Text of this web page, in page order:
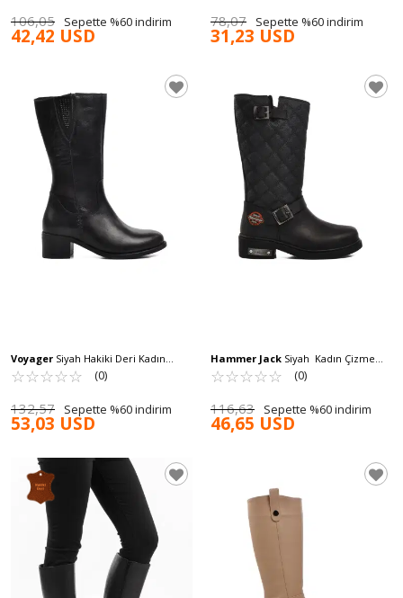
106,05 Sepette %60 indirim
42,42 USD
78,07 Sepette %60 indirim
31,23 USD
Voyager Siyah Hakiki Deri Kadın
Çizme 9289 Z
☆☆☆☆☆
★★★★★ (0)
132,57 Sepette %60 indirim
53,03 USD
Hammer Jack Siyah Kadın Çizme
Zenne 102 15980 Z
☆☆☆☆☆
★★★★★ (0)
116,63 Sepette %60 indirim
46,65 USD